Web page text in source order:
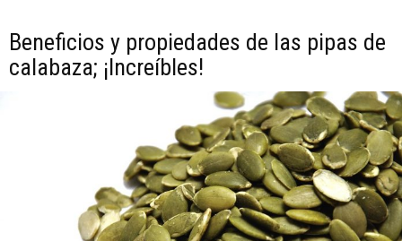
Beneficios y propiedades de las pipas de
calabaza; ¡Increíbles!